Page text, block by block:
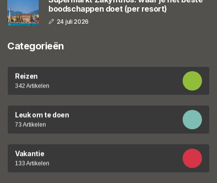
boodschappen doet (per resort)
24 juli 2026
Categorieën
Reizen
342 Artikelen
Leuk om te doen
73 Artikelen
Vakantie
133 Artikelen